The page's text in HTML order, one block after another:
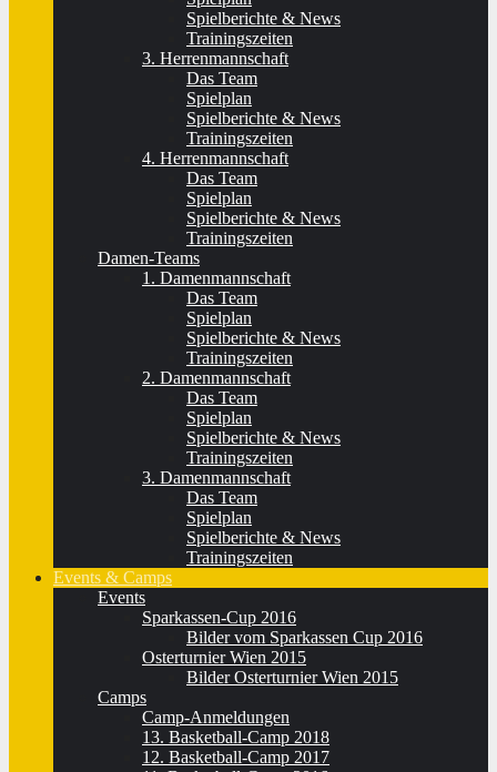
Spielberichte & News
Trainingszeiten
3. Herrenmannschaft
Das Team
Spielplan
Spielberichte & News
Trainingszeiten
4. Herrenmannschaft
Das Team
Spielplan
Spielberichte & News
Trainingszeiten
Damen-Teams
1. Damenmannschaft
Das Team
Spielplan
Spielberichte & News
Trainingszeiten
2. Damenmannschaft
Das Team
Spielplan
Spielberichte & News
Trainingszeiten
3. Damenmannschaft
Das Team
Spielplan
Spielberichte & News
Trainingszeiten
Events & Camps
Events
Sparkassen-Cup 2016
Bilder vom Sparkassen Cup 2016
Osterturnier Wien 2015
Bilder Osterturnier Wien 2015
Camps
Camp-Anmeldungen
13. Basketball-Camp 2018
12. Basketball-Camp 2017